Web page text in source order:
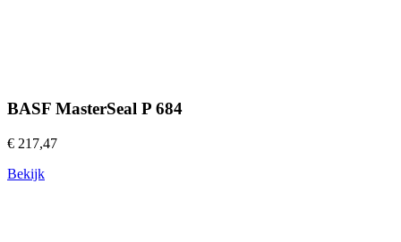
BASF MasterSeal P 684
€ 217,47
Bekijk